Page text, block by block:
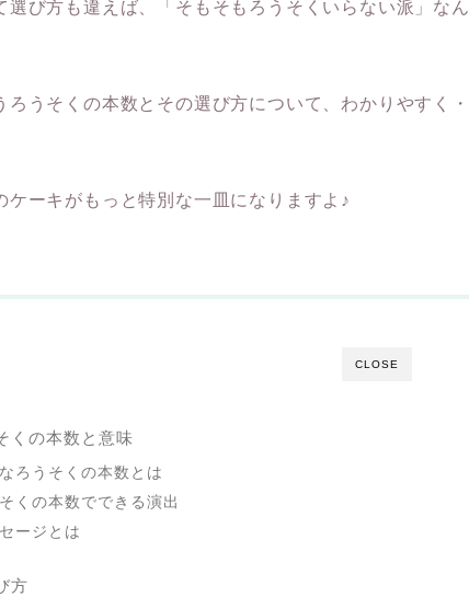
び方も違えば、「そもそもろうそくいらない派」なん
うそくの本数とその選び方について、わかりやすく・
ーキがもっと特別な一皿になりますよ♪
CLOSE
くの本数と意味
ろうそくの本数とは
くの本数でできる演出
ージとは
方